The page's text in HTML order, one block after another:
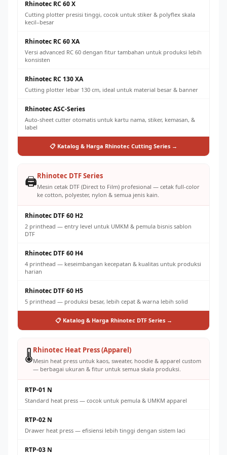
Rhinotec RC 60 X
Cutting plotter presisi tinggi, cocok untuk stiker & polyflex skala
kecil–besar
Rhinotec RC 60 XA
Versi advanced RC 60 dengan fitur tambahan untuk produksi lebih
konsisten
Rhinotec RC 130 XA
Cutting plotter lebar 130 cm, ideal untuk material besar & banner
Rhinotec ASC-Series
Auto-sheet cutter otomatis untuk kartu nama, stiker, kemasan, &
label
📋 Katalog & Harga Rhinotec Cutting Series →
🖨️Rhinotec DTF Series
Mesin cetak DTF (Direct to Film) profesional — cetak full-color
ke cotton, polyester, nylon & semua jenis kain.
Rhinotec DTF 60 H2
2 printhead — entry level untuk UMKM & pemula bisnis sablon
DTF
Rhinotec DTF 60 H4
4 printhead — keseimbangan kecepatan & kualitas untuk produksi
harian
Rhinotec DTF 60 H5
5 printhead — produksi besar, lebih cepat & warna lebih solid
📋 Katalog & Harga Rhinotec DTF Series →
🌡️Rhinotec Heat Press (Apparel)
Mesin heat press untuk kaos, sweater, hoodie & apparel custom
— berbagai ukuran & fitur untuk semua skala produksi.
RTP-01 N
Standard heat press — cocok untuk pemula & UMKM apparel
RTP-02 N
Drawer heat press — efisiensi lebih tinggi dengan sistem laci
RTP-03 N